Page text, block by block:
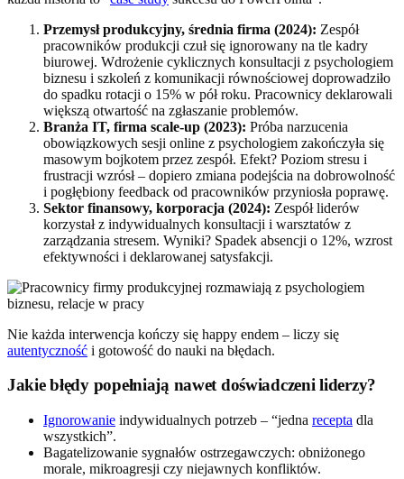
Przemysł produkcyjny, średnia firma (2024): Zespół
pracowników produkcji czuł się ignorowany na tle kadry
biurowej. Wdrożenie cyklicznych konsultacji z psychologiem
biznesu i szkoleń z komunikacji równościowej doprowadziło
do spadku rotacji o 15% w pół roku. Pracownicy deklarowali
większą otwartość na zgłaszanie problemów.
Branża IT, firma scale-up (2023): Próba narzucenia
obowiązkowych sesji online z psychologiem zakończyła się
masowym bojkotem przez zespół. Efekt? Poziom stresu i
frustracji wzrósł – dopiero zmiana podejścia na dobrowolność
i pogłębiony feedback od pracowników przyniosła poprawę.
Sektor finansowy, korporacja (2024): Zespół liderów
korzystał z indywidualnych konsultacji i warsztatów z
zarządzania stresem. Wyniki? Spadek absencji o 12%, wzrost
efektywności i deklarowanej satysfakcji.
Nie każda interwencja kończy się happy endem – liczy się
autentyczność i gotowość do nauki na błędach.
Jakie błędy popełniają nawet doświadczeni liderzy?
Ignorowanie indywidualnych potrzeb – “jedna recepta dla
wszystkich”.
Bagatelizowanie sygnałów ostrzegawczych: obniżonego
morale, mikroagresji czy niejawnych konfliktów.